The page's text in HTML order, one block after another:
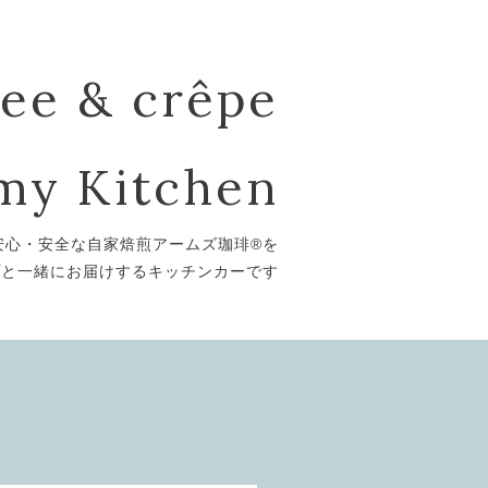
& crêpe
Kitchen
・安全な自家焙煎アームズ珈琲®を
一緒にお届けするキッチンカーです